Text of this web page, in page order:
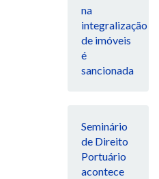
na
integralização
de imóveis
é
sancionada
Seminário
de Direito
Portuário
acontece